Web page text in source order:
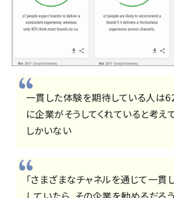
一貫した体験を期待している人は
に企業がそうしてくれていると考
しかいない
「さまざまなチャネルを通じて一